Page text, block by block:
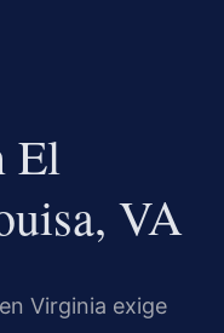
El
VA
Virginia exige